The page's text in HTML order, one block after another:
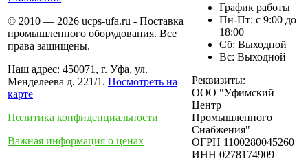
© 2010 — 2026 ucps-ufa.ru - Поставка
промышленного оборудования. Все
права защищены.
Наш адрес: 450071, г. Уфа, ул.
Менделеева д. 221/1. Посмотреть на
карте
Политика конфиденциальности
Важная информация о ценах
График работы
Пн-Пт: с 9:00 до
18:00
Сб: Выходной
Вс: Выходной
Реквизиты:
ООО "Уфимский
Центр
Промышленного
Снабжения"
ОГРН 1100280045260
ИНН 0278174909